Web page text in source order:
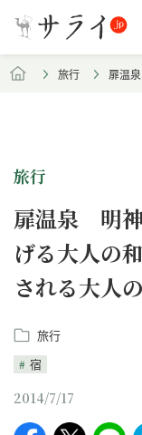
旅行 扉温
旅行
扉温泉 明神
げる大人の
される大人
旅行
宿
2014/7/17